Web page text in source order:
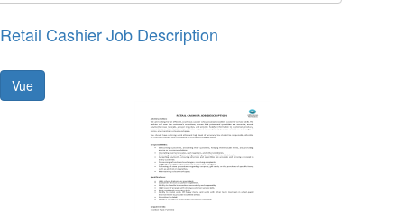
Retail Cashier Job Description
Vue